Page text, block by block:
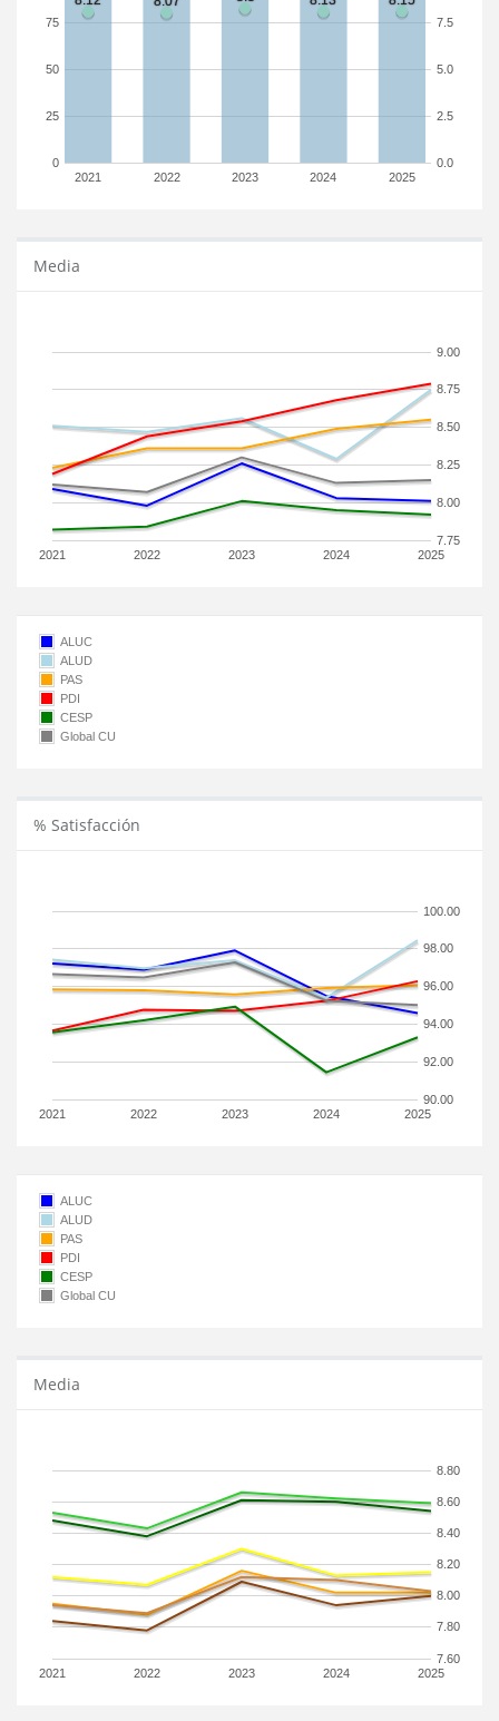
2021 2022 2023 2024 2025
0
25
50
75
0.0
2.5
5.0
7.5
Media
2021 2022 2023 2024 2025
7.75
8.00
8.25
8.50
8.75
9.00
ALUC
ALUD
PAS
PDI
CESP
Global CU
% Satisfacción
2021 2022 2023 2024 2025
90.00
92.00
94.00
96.00
98.00
100.00
ALUC
ALUD
PAS
PDI
CESP
Global CU
Media
2021 2022 2023 2024 2025
7.60
7.80
8.00
8.20
8.40
8.60
8.80